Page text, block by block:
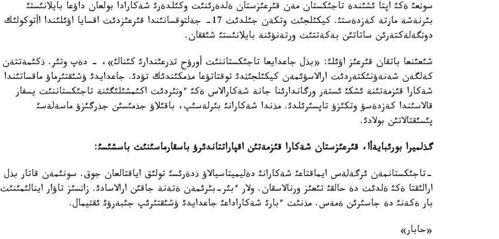
سوثعئ ةكئ اپتا ئشئندة تاجئكستان مةن قئرعئزستان ةلدةرئنئث وكئلدةرئ شةكارادا بولعان داؤعا بايلانئستئ
بئرنةشة مارتة كةزدةستئ. كيكئلجئث وتكةن جئلدئث 17- جةلتوقسانئندا قئرعئزدئث اقسايا اؤئلئندا اأتوكولئك
دوثگةلةكتةرئن ساتاتئن بةكةتتئث ورتةنؤئنة بايلانئستئ شئققان.
شئعئنعا باتقان قئرعئز اؤئلئ: «بذل جاعدايعا تاجئكستاننئث أورؤح تذرعئندارئ كئنالئ»، - دةپ وتئر. ذكئمةتتةن
كةلگةن شةنةؤنئكتةردئث ارالاسؤئمةن كيكئلجئثدئ توقتاتؤعا مذمكئندئك تؤدئ. جاعدايدئ ؤشئقتئرماؤ ماقساتئندا
شةكارا قئزمةتئنة ئشكئ ئستةر ورگاندارئنا جانة شةكارالاس ةكئ ءوثئردئث اكئمشئلئگئنة تاجئكستاننئث يسفار
قالاسئندا كةزدةسؤ وتكئزؤ تاپسئرئلدئ. مذندا شةكارانئ بئرلةسئپ، باقئلاؤ جذمئسئن جذرگئزؤ ماسةلةسئ
پئسئقتالاتئن بولادئ.
گذلميرا بورئبايةأا، قئرعئزستان شةكارا قئزمةتئن اقپاراتتاندئرؤ باسقارماسئنئث باسشئسئ:
-تاجئكستانمةن ئرگةلةس ايماقتاعئ شةكارانئ دةليميتاسيالاؤ ذدةرئسئ تولئق اياقتالعان جوق. سونئمةن قاتار بذل
ارالئقتا ةكئ ةلدئث دة حالقئ تئعئز ورنالاسقان. ولار ءبئر-بئرئمةن ةتةنة جاقئن ارالاسادئ. زاثسئز تاؤار اينالئمئنئث
بار ةكةنئ دة جاسئرئن ةمةس. مذنئث ءبارئ شةكاراداعئ جاعدايدئ ؤشئقتئرئپ جئبةرؤئ ئقتيمال.
«حابار»